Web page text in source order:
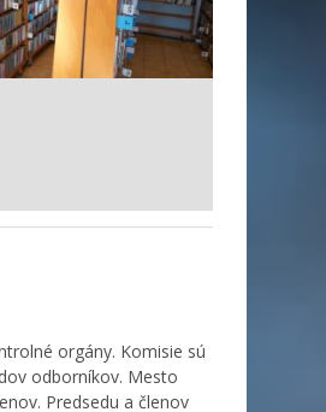
orgány. Komisie sú
odborníkov. Mesto
Predsedu a členov